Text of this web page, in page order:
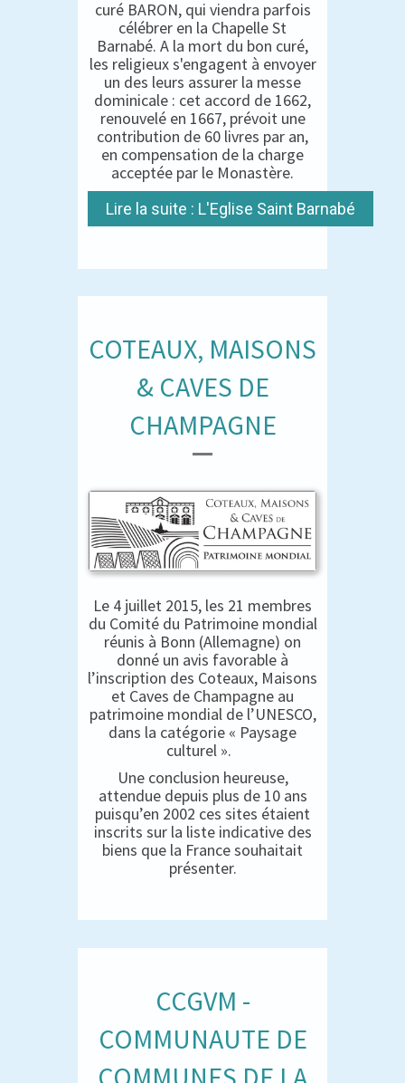
curé BARON, qui viendra parfois
célébrer en la Chapelle St
Barnabé. A la mort du bon curé,
les religieux s'engagent à envoyer
un des leurs assurer la messe
dominicale : cet accord de 1662,
renouvelé en 1667, prévoit une
contribution de 60 livres par an,
en compensation de la charge
acceptée par le Monastère.
Lire la suite : L'Eglise Saint Barnabé
COTEAUX, MAISONS
& CAVES DE
CHAMPAGNE
Le 4 juillet 2015, les 21 membres
du Comité du Patrimoine mondial
réunis à Bonn (Allemagne) on
donné un avis favorable à
l’inscription des Coteaux, Maisons
et Caves de Champagne au
patrimoine mondial de l’UNESCO,
dans la catégorie « Paysage
culturel ».
Une conclusion heureuse,
attendue depuis plus de 10 ans
puisqu’en 2002 ces sites étaient
inscrits sur la liste indicative des
biens que la France souhaitait
présenter.
CCGVM -
COMMUNAUTE DE